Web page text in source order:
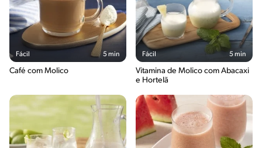
Fácil 5 min
Café com Molico
Fácil 5 min
Vitamina de Molico com Abacaxi
e Hortelã